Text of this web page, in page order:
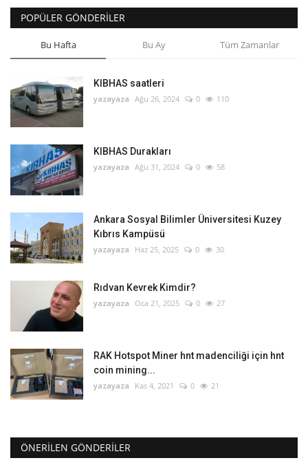
POPÜLER GÖNDERILER
Bu Hafta Bu Ay Tüm Zamanlar
KIBHAS saatleri
yazayaza Ağu 26, 2024 0 110
KIBHAS Durakları
yazayaza Ağu 31, 2024 0 58
Ankara Sosyal Bilimler Üniversitesi Kuzey
Kıbrıs Kampüsü
yazayaza Haz 25, 2025 0 30
Rıdvan Kevrek Kimdir?
yazayaza Oca 21, 2025 0 27
RAK Hotspot Miner hnt madenciliği için hnt
coin mining...
yazayaza Kas 4, 2021 0 21
ÖNERILEN GÖNDERILER